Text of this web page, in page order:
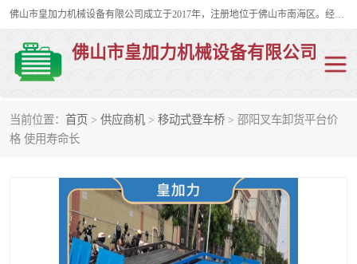
佛山市皇加力机械设备有限公司成立于2017年，注册地位于佛山市南海区。经营范围包括：其他机械设备及电子产品批发、电气设备批发、贸易代理、五金产品批发等；主要产品有：移动式登车桥、叉车装卸货平台、移动式升降机、升降货梯、油桶夹具、电动堆高车。
佛山市皇加力机械设备有限公司
当前位置： 首页 > 供应商机 > 移动式登车桥 > 邵阳叉车卸货平台价
格 使用寿命长
移动式登车桥
步行式电动堆高车 移动登车台
叉车装卸货平台 电动搬运车
移动式升降平台 升降货梯